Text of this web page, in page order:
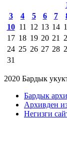
3
4 5 6 7
10 11 12 13 14
17 18 19 20 21
24 25 26 27 28
31
2020 Бардык
Бардык
Архивден
Негизги